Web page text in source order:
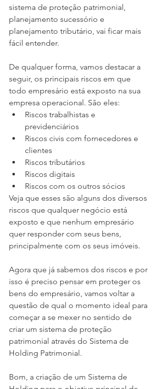
sistema de proteção patrimonial,
planejamento sucessório e
planejamento tributário, vai ficar mais
fácil entender.
De qualquer forma, vamos destacar a
seguir, os principais riscos em que
todo empresário está exposto na sua
empresa operacional. São eles:
Riscos trabalhistas e
previdenciários
Riscos civis com fornecedores e
clientes
Riscos tributários
Riscos digitais
Riscos com os outros sócios
Veja que esses são alguns dos diversos
riscos que qualquer negócio está
exposto e que nenhum empresário
quer responder com seus bens,
principalmente com os seus imóveis.
Agora que já sabemos dos riscos e por
isso é preciso pensar em proteger os
bens do empresário, vamos voltar a
questão de qual o momento ideal para
começar a se mexer no sentido de
criar um sistema de proteção
patrimonial através do Sistema de
Holding Patrimonial.
Bom, a criação de um Sistema de